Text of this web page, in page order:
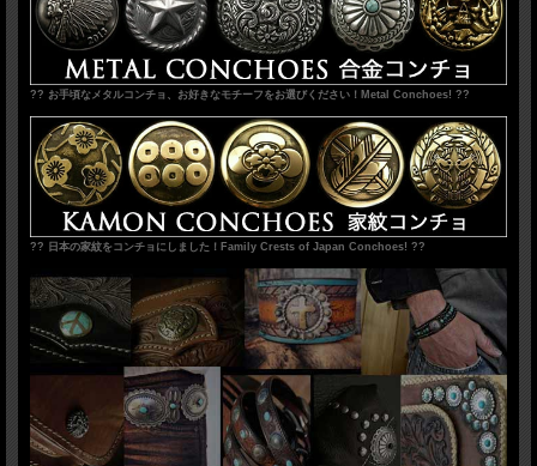
?? お手頃なメタルコンチョ、お好きなモチーフをお選びください！Metal Conchoes! ??
?? 日本の家紋をコンチョにしました！Family Crests of Japan Conchoes! ??